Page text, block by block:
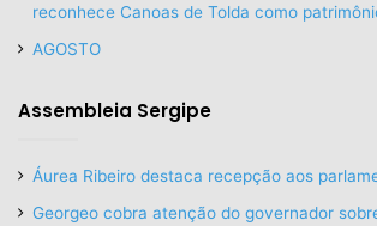
reconhece Canoas de Tolda como
AGOSTO
Assembleia Sergipe
Áurea Ribeiro destaca recepção aos
Georgeo cobra atenção do governador